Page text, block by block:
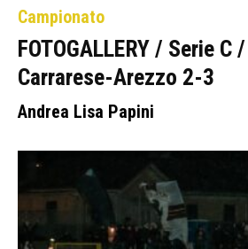
Campionato
FOTOGALLERY / Serie
Carrarese-Arezzo 2-3
Andrea Lisa Papini